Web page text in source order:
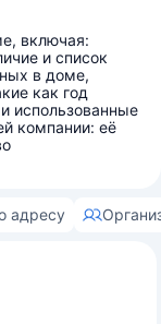
включая:
и список
в доме,
как год
использованные
компании: её
адресу